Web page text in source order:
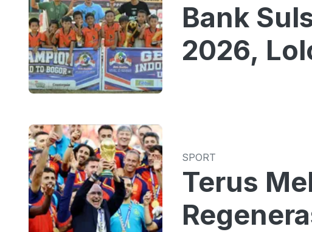
Bank
2026,
SPORT
Terus